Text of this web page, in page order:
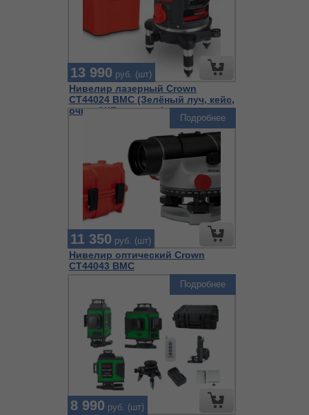
Нивелир лазерный Crown
CT44024 BMC (Зелёный луч, кейс,
очки, АКБ, зарядка)
13 990 руб. (шт)
Нивелир оптический Crown
CT44043 BMC
11 350 руб. (шт)
Подробнее
8 990 руб. (шт)
Подробнее